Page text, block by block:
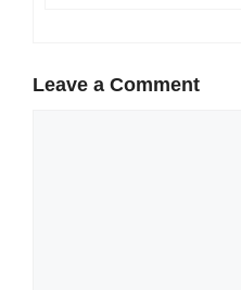
Leave a Comment